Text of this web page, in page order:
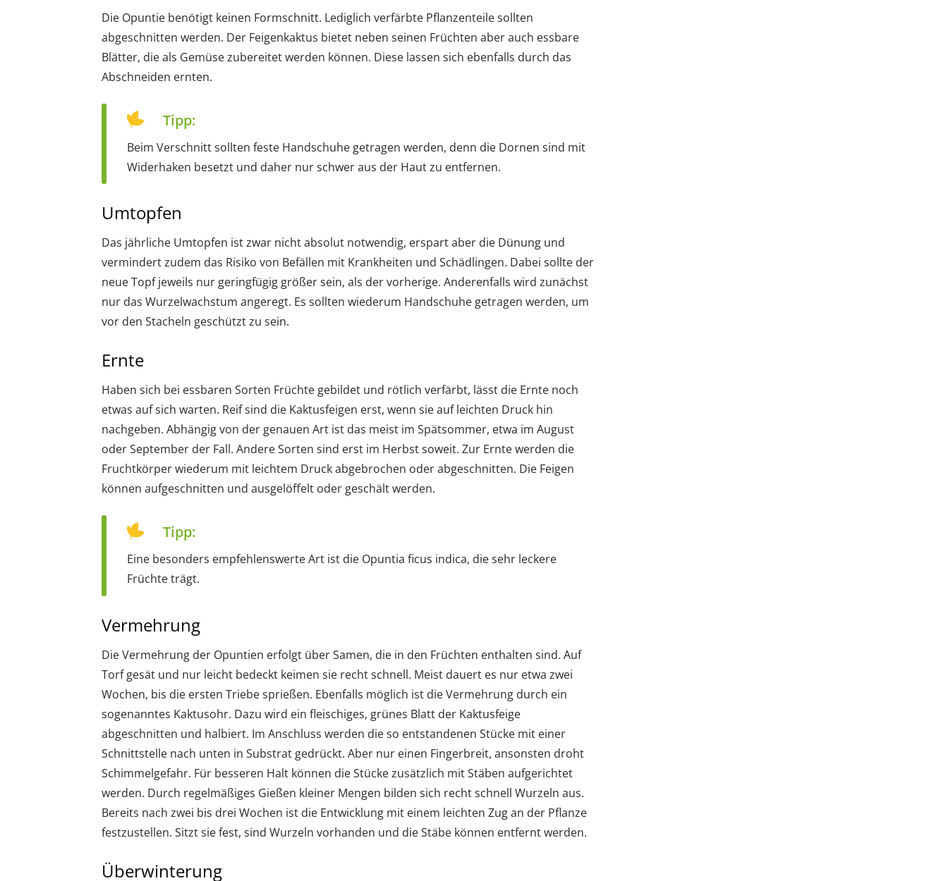
Die Opuntie benötigt keinen Formschnitt. Lediglich verfärbte Pflanzenteile sollten
abgeschnitten werden. Der Feigenkaktus bietet neben seinen Früchten aber auch essbare
Blätter, die als Gemüse zubereitet werden können. Diese lassen sich ebenfalls durch das
Abschneiden ernten.
Tipp:
Beim Verschnitt sollten feste Handschuhe getragen werden, denn die Dornen sind mit
Widerhaken besetzt und daher nur schwer aus der Haut zu entfernen.
Umtopfen
Das jährliche Umtopfen ist zwar nicht absolut notwendig, erspart aber die Dünung und
vermindert zudem das Risiko von Befällen mit Krankheiten und Schädlingen. Dabei sollte der
neue Topf jeweils nur geringfügig größer sein, als der vorherige. Anderenfalls wird zunächst
nur das Wurzelwachstum angeregt. Es sollten wiederum Handschuhe getragen werden, um
vor den Stacheln geschützt zu sein.
Ernte
Haben sich bei essbaren Sorten Früchte gebildet und rötlich verfärbt, lässt die Ernte noch
etwas auf sich warten. Reif sind die Kaktusfeigen erst, wenn sie auf leichten Druck hin
nachgeben. Abhängig von der genauen Art ist das meist im Spätsommer, etwa im August
oder September der Fall. Andere Sorten sind erst im Herbst soweit. Zur Ernte werden die
Fruchtkörper wiederum mit leichtem Druck abgebrochen oder abgeschnitten. Die Feigen
können aufgeschnitten und ausgelöffelt oder geschält werden.
Tipp:
Eine besonders empfehlenswerte Art ist die Opuntia ficus indica, die sehr leckere
Früchte trägt.
Vermehrung
Die Vermehrung der Opuntien erfolgt über Samen, die in den Früchten enthalten sind. Auf
Torf gesät und nur leicht bedeckt keimen sie recht schnell. Meist dauert es nur etwa zwei
Wochen, bis die ersten Triebe sprießen. Ebenfalls möglich ist die Vermehrung durch ein
sogenanntes Kaktusohr. Dazu wird ein fleischiges, grünes Blatt der Kaktusfeige
abgeschnitten und halbiert. Im Anschluss werden die so entstandenen Stücke mit einer
Schnittstelle nach unten in Substrat gedrückt. Aber nur einen Fingerbreit, ansonsten droht
Schimmelgefahr. Für besseren Halt können die Stücke zusätzlich mit Stäben aufgerichtet
werden. Durch regelmäßiges Gießen kleiner Mengen bilden sich recht schnell Wurzeln aus.
Bereits nach zwei bis drei Wochen ist die Entwicklung mit einem leichten Zug an der Pflanze
festzustellen. Sitzt sie fest, sind Wurzeln vorhanden und die Stäbe können entfernt werden.
Überwinterung